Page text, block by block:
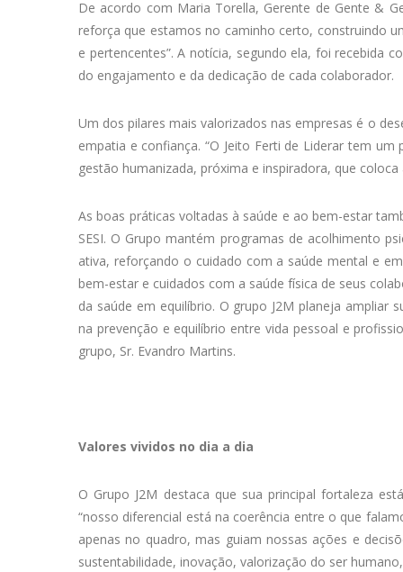
De acordo com Maria Torella, Gerente de Gente &
reforça que estamos no caminho certo, construindo
e pertencentes”. A notícia, segundo ela, foi recebida
do engajamento e da dedicação de cada colaborador.
Um dos pilares mais valorizados nas empresas é o
empatia e confiança. “O Jeito Ferti de Liderar tem
gestão humanizada, próxima e inspiradora, que
As boas práticas voltadas à saúde e ao bem-estar
SESI. O Grupo mantém programas de acolhimento
ativa, reforçando o cuidado com a saúde mental e
bem-estar e cuidados com a saúde física de seus
da saúde em equilíbrio. O grupo J2M planeja ampliar
na prevenção e equilíbrio entre vida pessoal e
grupo, Sr. Evandro Martins.
Valores vividos no dia a dia
O Grupo J2M destaca que sua principal fortaleza
“nosso diferencial está na coerência entre o que
apenas no quadro, mas guiam nossas ações e
sustentabilidade, inovação, valorização do ser